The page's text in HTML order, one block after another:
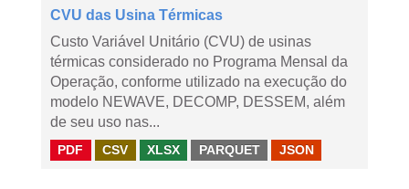
CVU das Usina Térmicas
Custo Variável Unitário (CVU) de usinas
térmicas considerado no Programa Mensal da
Operação, conforme utilizado na execução do
modelo NEWAVE, DECOMP, DESSEM, além
de seu uso nas...
PDF CSV XLSX PARQUET JSON